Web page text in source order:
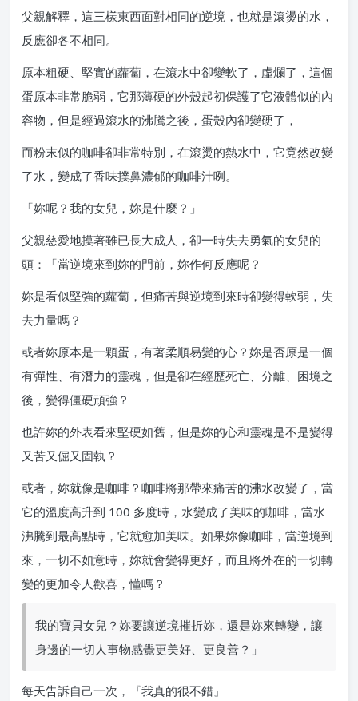
父親解釋，這三樣東西面對相同的逆境，也就是滾燙的水，
反應卻各不相同。
原本粗硬、堅實的蘿蔔，在滾水中卻變軟了，虛爛了，這個
蛋原本非常脆弱，它那薄硬的外殼起初保護了它液體似的內
容物，但是經過滾水的沸騰之後，蛋殼內卻變硬了，
而粉末似的咖啡卻非常特別，在滾燙的熱水中，它竟然改變
了水，變成了香味撲鼻濃郁的咖啡汁咧。
「妳呢？我的女兒，妳是什麼？」
父親慈愛地摸著雖已長大成人，卻一時失去勇氣的女兒的
頭：「當逆境來到妳的門前，妳作何反應呢？
妳是看似堅強的蘿蔔，但痛苦與逆境到來時卻變得軟弱，失
去力量嗎？
或者妳原本是一顆蛋，有著柔順易變的心？妳是否原是一個
有彈性、有潛力的靈魂，但是卻在經歷死亡、分離、困境之
後，變得僵硬頑強？
也許妳的外表看來堅硬如舊，但是妳的心和靈魂是不是變得
又苦又倔又固執？
或者，妳就像是咖啡？咖啡將那帶來痛苦的沸水改變了，當
它的溫度高升到 100 多度時，水變成了美味的咖啡，當水
沸騰到最高點時，它就愈加美味。如果妳像咖啡，當逆境到
來，一切不如意時，妳就會變得更好，而且將外在的一切轉
變的更加令人歡喜，懂嗎？
我的寶貝女兒？妳要讓逆境摧折妳，還是妳來轉變，讓
身邊的一切人事物感覺更美好、更良善？」
每天告訴自己一次，『我真的很不錯』